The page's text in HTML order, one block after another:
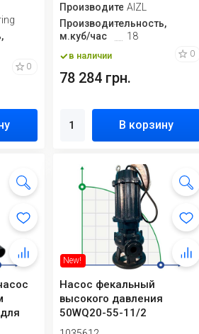
0
ПроизводительAIZL
Производительность,
м.куб/час
18
в наличии 0
78 284 грн.
В корзину
New!
Насос фекальный
высокого давления
50WQ20-55-11/2